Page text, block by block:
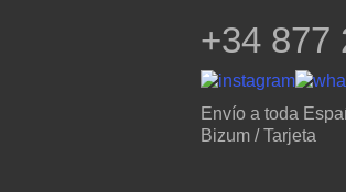
+34 877
Envío a toda
Bizum / Tarjeta